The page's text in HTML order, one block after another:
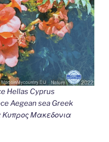
Hellas Cyprus
Aegean sea Greek
Κυπρος Μακεδονια